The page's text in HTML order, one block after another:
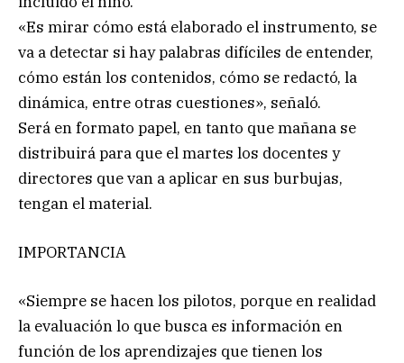
«Es mirar cómo está elaborado el instrumento, se
va a detectar si hay palabras difíciles de entender,
cómo están los contenidos, cómo se redactó, la
dinámica, entre otras cuestiones», señaló.
Será en formato papel, en tanto que mañana se
distribuirá para que el martes los docentes y
directores que van a aplicar en sus burbujas,
tengan el material.
IMPORTANCIA
«Siempre se hacen los pilotos, porque en realidad
la evaluación lo que busca es información en
función de los aprendizajes que tienen los